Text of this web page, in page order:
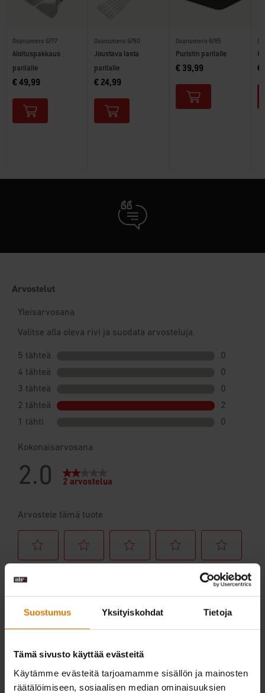
Suostumus Yksityiskohdat Tietoja
Tämä sivusto käyttää evästeitä
Käytämme evästeitä tarjoamamme sisällön ja mainosten
räätälöimiseen, sosiaalisen median ominaisuuksien
Osanumero 6777
Aloituspakkaus
parilalle
€ 49,99
Osanumero 6780
Joustava lasta
parilalle
€ 24,99
Osanumero 6785
Puristin parilalle
€ 39,99 €